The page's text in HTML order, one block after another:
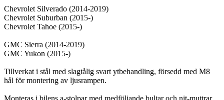
Chevrolet Silverado (2014-2019)
Chevrolet Suburban (2015-)
Chevrolet Tahoe (2015-)
GMC Sierra (2014-2019)
GMC Yukon (2015-)
Tillverkat i stål med slagtålig svart ytbehandling, försedd med M8
hål för montering av ljusrampen.
Monteras i bilens a-stolpar med medföljande bultar och nit-muttrar.